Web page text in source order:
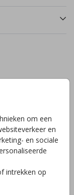
om een
en
en sociale
intrekken op
Hulp
Stuur ons
andere
jouw eigen